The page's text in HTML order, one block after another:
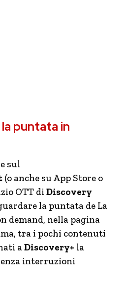
puntata in
sul
(o anche su App Store o
OTT di Discovery
la puntata de La
demand, nella pagina
tra i pochi contenuti
aDiscovery+ la
interruzioni